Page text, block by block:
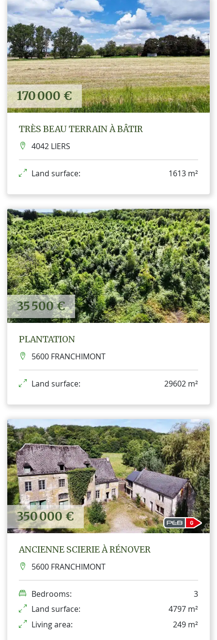
170 000 €
TRÈS BEAU TERRAIN À BÂTIR
4042 LIERS
Land surface: 1613 m²
35 500 €
PLANTATION
5600 FRANCHIMONT
Land surface: 29602 m²
350 000 €
ANCIENNE SCIERIE À RÉNOVER
5600 FRANCHIMONT
Bedrooms:
3
Land surface:
4797 m²
Living area:
249 m²